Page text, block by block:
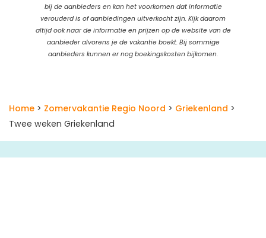
bij de aanbieders en kan het voorkomen dat informatie
verouderd is of aanbiedingen uitverkocht zijn. Kijk daarom
altijd ook naar de informatie en prijzen op de website van de
aanbieder alvorens je de vakantie boekt. Bij sommige
aanbieders kunnen er nog boekingskosten bijkomen.
Home > Zomervakantie Regio Noord > Griekenland >
Twee weken Griekenland